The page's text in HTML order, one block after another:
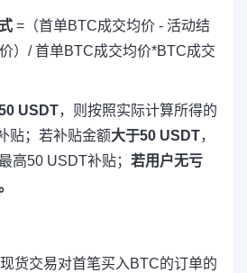
=（首单BTC成交均价 - 活动结
）/ 首单BTC成交均价*BTC成交
USDT，则按照实际计算所得的
贴；若补贴金额大于50 USDT，
高50 USDT补贴； 若用户无亏
货交易对首笔买入BTC的订单的